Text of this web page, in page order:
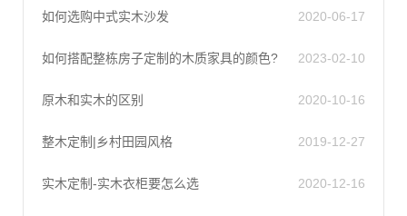
如何选购中式实木沙发 2020-06-17
如何搭配整栋房子定制的木质家具的颜色? 2023-02-10
原木和实木的区别 2020-10-16
整木定制|乡村田园风格 2019-12-27
实木定制-实木衣柜要怎么选​ 2020-12-16